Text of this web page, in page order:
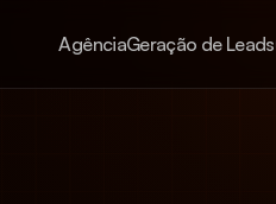
AgênciaGeração de Leads